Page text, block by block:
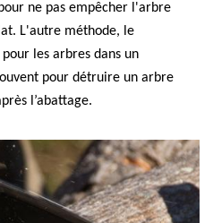
ne pas empêcher l'arbre
L'autre méthode, le
les arbres dans un
pour détruire un arbre
l’abattage.